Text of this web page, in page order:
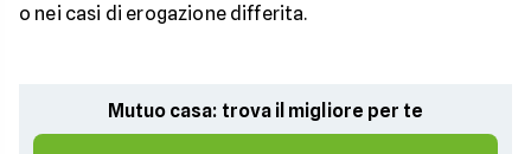
o nei casi di erogazione differita.
Mutuo casa: trova il migliore per te